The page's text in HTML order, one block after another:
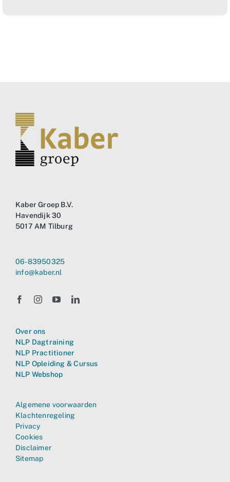
Kaber Groep B.V.
Havendijk 30
5017 AM Tilburg
06-83950325
info@kaber.nl
Over ons
NLP Dagtraining
NLP Practitioner
NLP Opleiding & Cursus
NLP Webshop
Algemene voorwaarden
Klachtenregeling
Privacy
Cookies
Disclaimer
Sitemap